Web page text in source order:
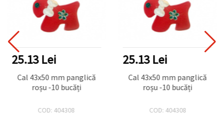
25.13 Lei
Cal 43x50 mm panglică
roșu -10 bucăți
COD: 404308
25.13 Lei
Cal 43x50 mm panglică
roșu -10 bucăți
COD: 404308